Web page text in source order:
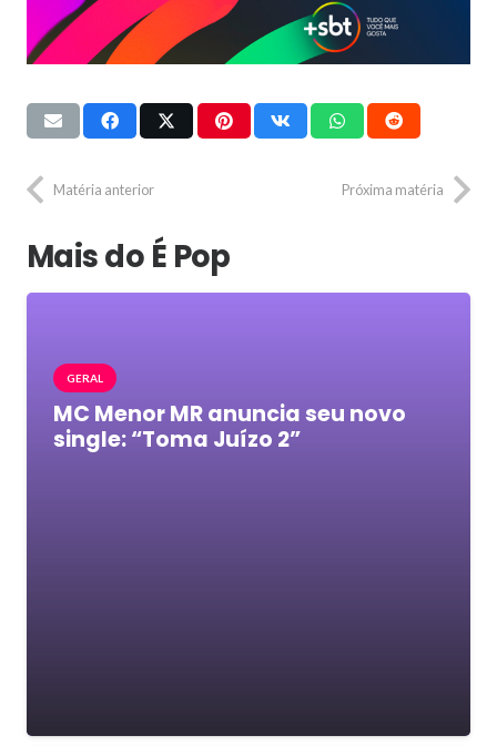
Matéria anterior Próxima matéria
Mais do É Pop
GERAL
MC Menor MR anuncia seu novo
single: “Toma Juízo 2”